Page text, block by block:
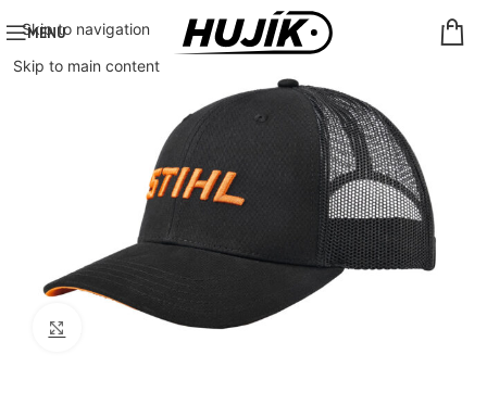
Skip to navigation
Skip to main content
MENU
Click to enlarge